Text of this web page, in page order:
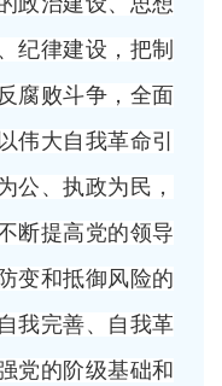
纪律建设，把制
腐败斗争，全面
伟大自我革命引
公、执政为民，
断提高党的领导
变和抵御风险的
我完善、自我革
党的阶级基础和